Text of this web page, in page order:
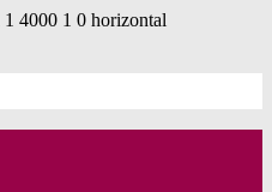
1 4000 1 0 horizontal